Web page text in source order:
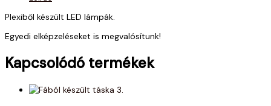
Plexiből készült LED lámpák.
Egyedi elképzeléseket is megvalósítunk!
Kapcsolódó termékek